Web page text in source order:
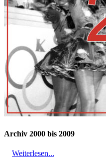
Archiv 2000 bis 2009
Weiterlesen...